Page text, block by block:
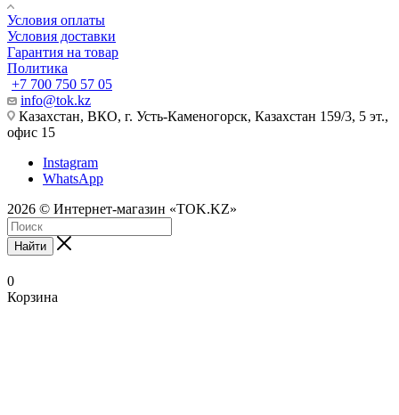
Условия оплаты
Условия доставки
Гарантия на товар
Политика
+7 700 750 57 05
info@tok.kz
Казахстан, ВКО, г. Усть-Каменогорск, Казахстан 159/3, 5 эт.,
офис 15
Instagram
WhatsApp
2026 © Интернет-магазин «TOK.KZ»
Найти
0
Корзина